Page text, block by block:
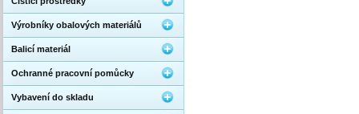
Výrobníky obalových materiálů
Balicí materiál
Ochranné pracovní pomůcky
Vybavení do skladu